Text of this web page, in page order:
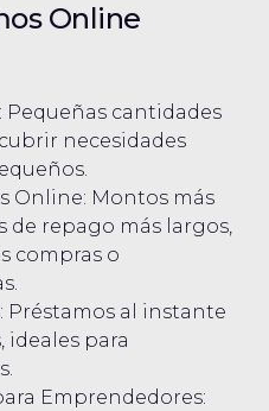
Online
cantidades
necesidades
Online: Montos más
de repago más largos,
compras o
al instante
para
Emprendedores: